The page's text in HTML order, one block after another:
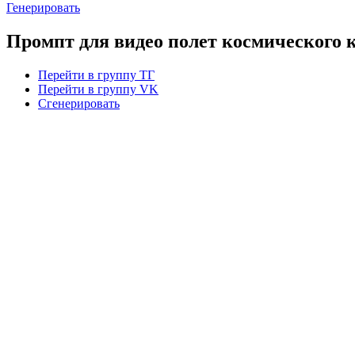
Генерировать
Промпт для видео полет космического
Перейти в группу ТГ
Перейти в группу VK
Сгенерировать